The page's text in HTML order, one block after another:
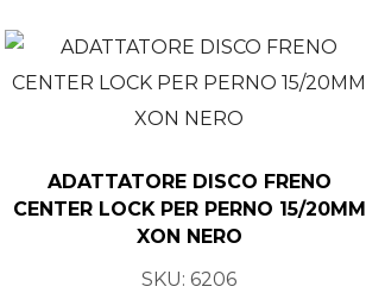
ADATTATORE DISCO FRENO
CENTER LOCK PER PERNO 15/20MM
XON NERO
SKU:6206